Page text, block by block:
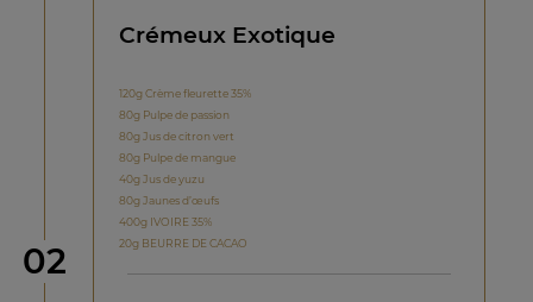
étape
02
Crémeux Exotique
120g Crème fleurette 35%
80g Pulpe de passion
80g Jus de citron vert
80g Pulpe de mangue
40g Jus de yuzu
80g Jaunes d’œufs
400g IVOIRE 35%
20g BEURRE DE CACAO